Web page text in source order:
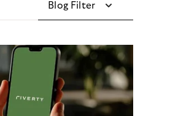
Blog Filter